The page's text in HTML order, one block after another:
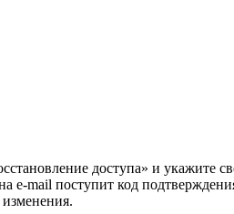
доступа» и
e-mail поступит код